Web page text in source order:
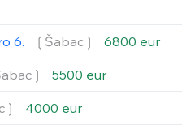
6. ❲Šabac❳ 6800 eur
5500 eur
4000 eur